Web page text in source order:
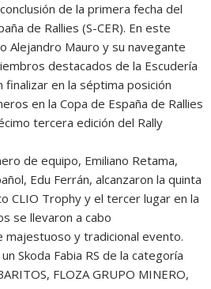
de la primera fecha del
de Rallies (S-CER). En este
Alejandro Mauro y su navegante
destacados de la Escudería
finalizar en la séptima posición
en la Copa de España de Rallies
tercera edición del Rally
de equipo, Emiliano Retama,
Edu Ferrán, alcanzaron la quinta
CLIO Trophy y el tercer lugar en la
se llevaron a cabo
majestuoso y tradicional evento.
Skoda Fabia RS de la categoría
FLOZA GRUPO MINERO,